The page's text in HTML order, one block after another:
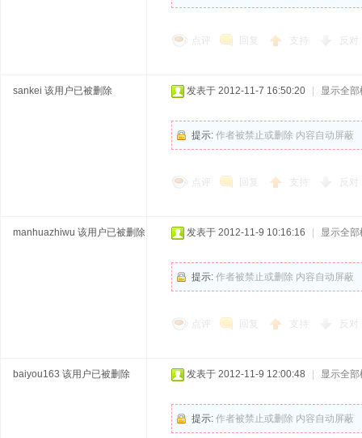
点评 回复 支持 反对
sankei 该用户已被删除 发表于 2012-11-7 16:50:20 显示全部
提示: 作者被禁止或删除 内容自动屏蔽
点评 回复 支持 反对
manhuazhiwu 该用户已被删除 发表于 2012-11-9 10:16:16 显示全部
提示: 作者被禁止或删除 内容自动屏蔽
点评 回复 支持 反对
baiyou163 该用户已被删除 发表于 2012-11-9 12:00:48 显示全部
提示: 作者被禁止或删除 内容自动屏蔽